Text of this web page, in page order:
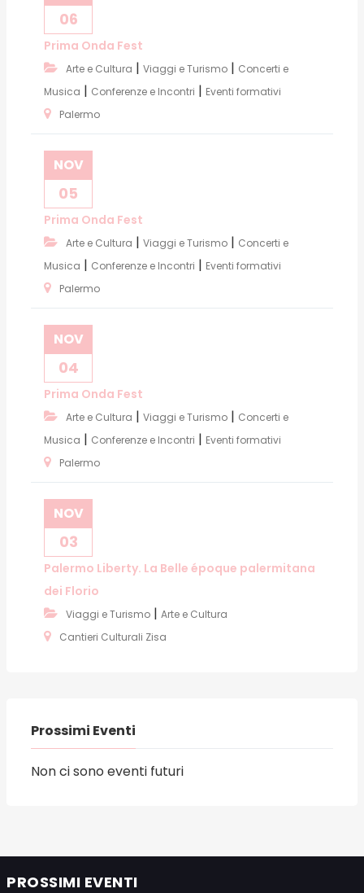
06
Prima Onda Fest
Arte e Cultura | Viaggi e Turismo | Concerti e
Musica | Conferenze e Incontri | Eventi formativi
Palermo
NOV
05
Prima Onda Fest
Arte e Cultura | Viaggi e Turismo | Concerti e
Musica | Conferenze e Incontri | Eventi formativi
Palermo
NOV
04
Prima Onda Fest
Arte e Cultura | Viaggi e Turismo | Concerti e
Musica | Conferenze e Incontri | Eventi formativi
Palermo
NOV
03
Palermo Liberty. La Belle époque palermitana
dei Florio
Viaggi e Turismo | Arte e Cultura
Cantieri Culturali Zisa
Prossimi Eventi
Non ci sono eventi futuri
PROSSIMI EVENTI